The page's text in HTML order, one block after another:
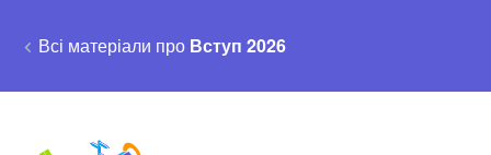
Всі матеріали про Вступ 2026